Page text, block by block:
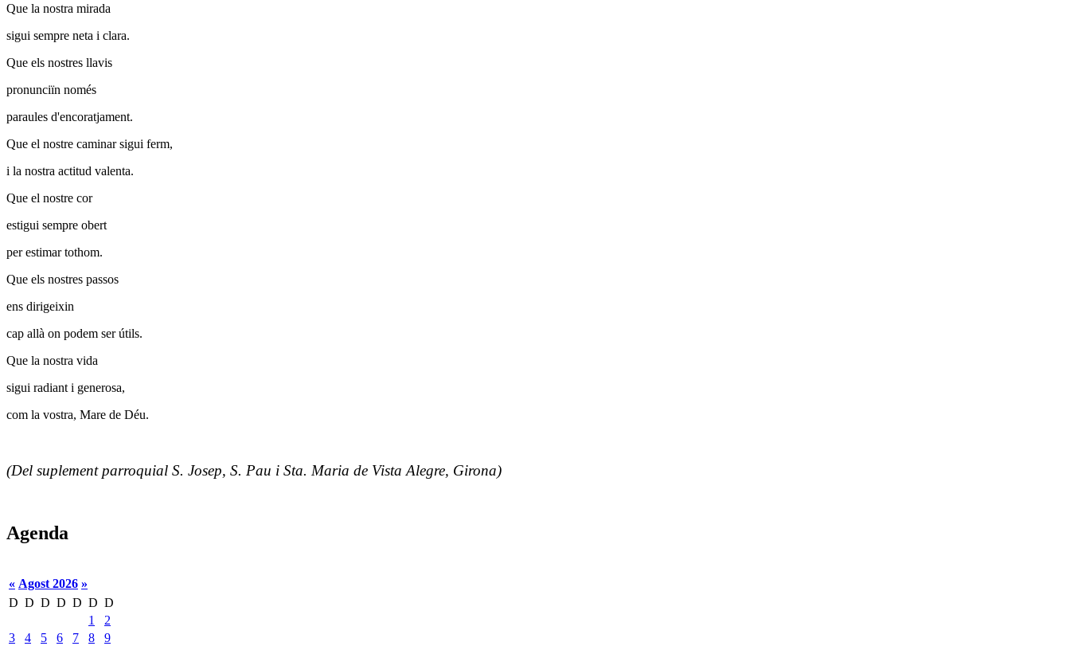
Que la nostra mirada
sigui sempre neta i clara.
Que els nostres llavis
pronunciïn només
paraules d'encoratjament.
Que el nostre caminar sigui ferm,
i la nostra actitud valenta.
Que el nostre cor
estigui sempre obert
per estimar tothom.
Que els nostres passos
ens dirigeixin
cap allà on podem ser útils.
Que la nostra vida
sigui radiant i generosa,
com la vostra, Mare de Déu.
(Del suplement parroquial S. Josep, S. Pau i Sta. Maria de Vista Alegre, Girona)
Agenda
« Agost 2026 »
D D D D D D D
1
2
3
4 5 6 7 8
9